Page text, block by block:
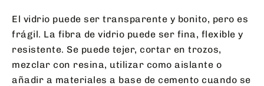
El vidrio puede ser transparente y bonito, pero es
frágil. La fibra de vidrio puede ser fina, flexible y
resistente. Se puede tejer, cortar en trozos,
mezclar con resina, utilizar como aislante o
añadir a materiales a base de cemento cuando se